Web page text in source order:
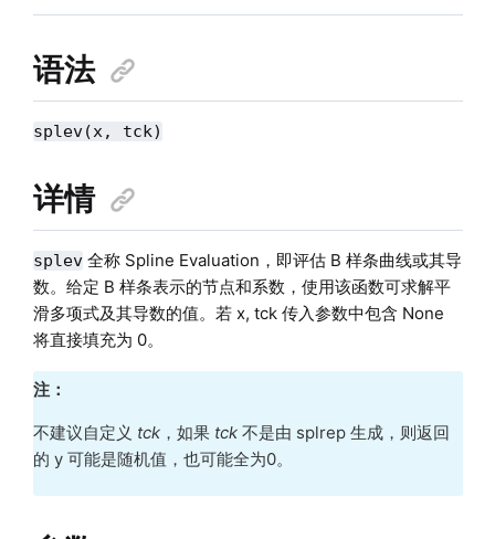
语法
splev(x, tck)
详情
splev全称 Spline Evaluation，即评估 B 样条曲线或其导
数。给定 B 样条表示的节点和系数，使用该函数可求解平
滑多项式及其导数的值。若 x, tck 传入参数中包含 None
将直接填充为 0。
注：
不建议自定义 tck，如果 tck不是由 splrep 生成，则返回
的 y 可能是随机值，也可能全为0。